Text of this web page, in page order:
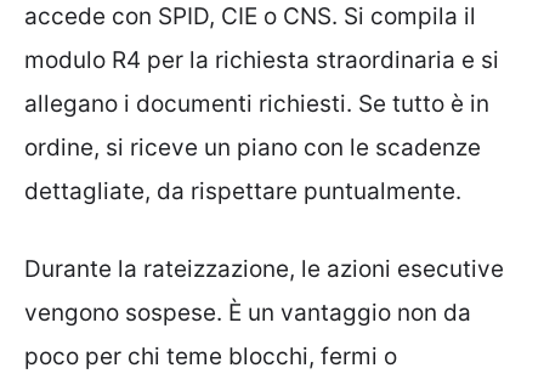
accede con SPID, CIE o CNS. Si compila il
modulo R4 per la richiesta straordinaria e si
allegano i documenti richiesti. Se tutto è in
ordine, si riceve un piano con le scadenze
dettagliate, da rispettare puntualmente.
Durante la rateizzazione, le azioni esecutive
vengono sospese. È un vantaggio non da
poco per chi teme blocchi, fermi o